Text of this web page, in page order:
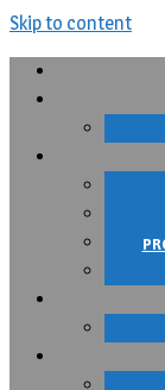
Skip to content